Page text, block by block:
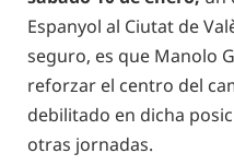
Espanyol al Ciutat de
seguro, es que Manolo
reforzar el centro del
debilitado en dicha
otras jornadas.